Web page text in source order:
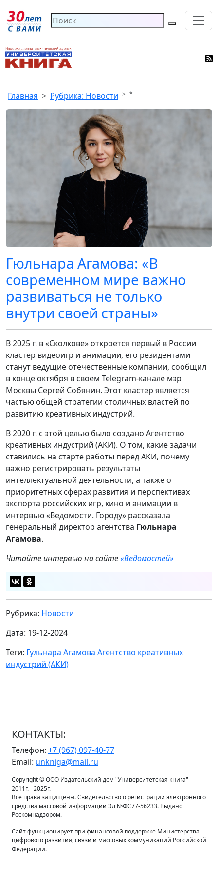
Главная Рубрика: Новости *
Гюльнара Агамова: «В
современном мире важно
развиваться не только
внутри своей страны»
В 2025 г. в «Сколкове» откроется первый в России
кластер видеоигр и анимации, его резидентами
станут ведущие отечественные компании, сообщил
в конце октября в своем Telegram-канале мэр
Москвы Сергей Собянин. Этот кластер является
частью общей стратегии столичных властей по
развитию креативных индустрий.
В 2020 г. с этой целью было создано Агентство
креативных индустрий (АКИ). О том, какие задачи
ставились на старте работы перед АКИ, почему
важно регистрировать результаты
интеллектуальной деятельности, а также о
приоритетных сферах развития и перспективах
экспорта российских игр, кино и анимации в
интервью «Ведомости. Городу» рассказала
генеральный директор агентства Гюльнара
Агамова.
Читайте интервью на сайте«Ведомостей»
Рубрика: Новости
Дата: 19-12-2024
Теги: Гульнара Агамова Агентство креативных
индустрий (АКИ)
КОНТАКТЫ:
Телефон: +7 (967) 097-40-77
Email: unkniga@mail.ru
Copyright © ООО Издательский дом "Университетская книга"
2011г. - 2025г.
Все права защищены. Свидетельство о регистрации электронного
средства массовой информации Эл №ФС77-56233. Выдано
Роскомнадзором.
Сайт функционирует при финансовой поддержке Министерства
цифрового развития, связи и массовых коммуникаций Российской
Федерации.